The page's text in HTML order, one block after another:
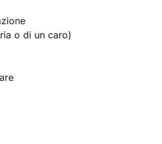
o di un caro)